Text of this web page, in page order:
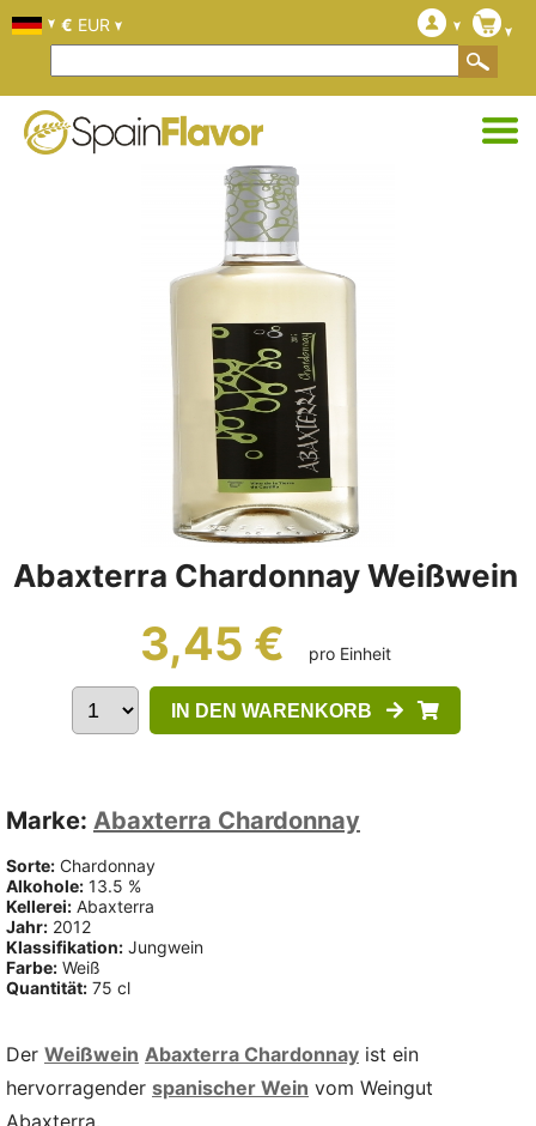
Abaxterra Chardonnay Weißwein
3,45 € pro Einheit
IN DEN WARENKORB
Marke: Abaxterra Chardonnay
Sorte: Chardonnay
Alkohole: 13.5 %
Kellerei: Abaxterra
Jahr: 2012
Klassifikation: Jungwein
Farbe: Weiß
Quantität: 75 cl
Der Weißwein Abaxterra Chardonnay ist ein
hervorragender spanischer Wein vom Weingut
Abaxterra.
€ EUR